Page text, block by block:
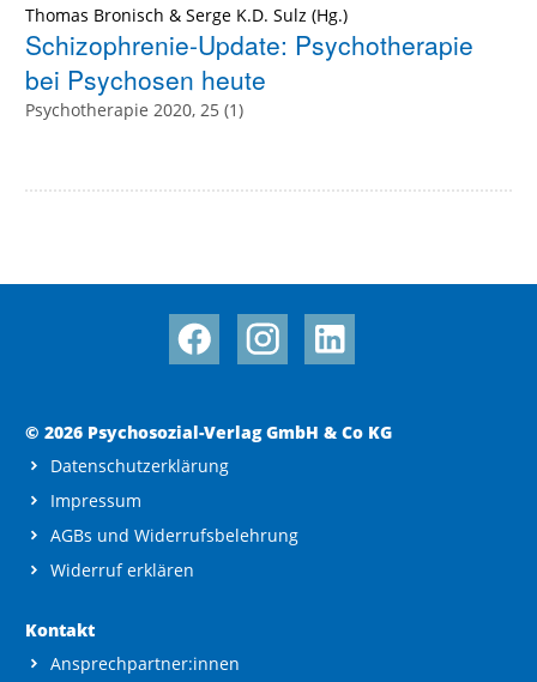
Thomas Bronisch & Serge K.D. Sulz (Hg.)
Schizophrenie-Update: Psychotherapie
bei Psychosen heute
Psychotherapie 2020, 25 (1)
© 2026 Psychosozial-Verlag GmbH & Co KG
Datenschutzerklärung
Impressum
AGBs und Widerrufsbelehrung
Widerruf erklären
Kontakt
Ansprechpartner:innen